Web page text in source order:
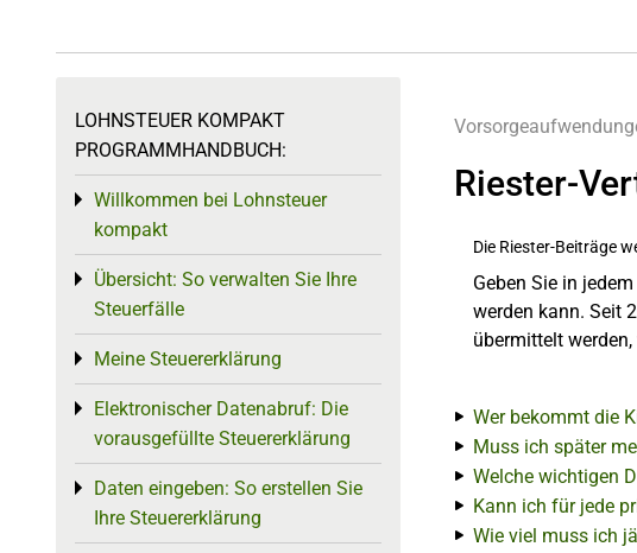
Riester-
Die Riester-Beiträge
Geben Sie in
werden kann. Seit
übermittelt
Wer bekommt die
Muss ich später
Welche wichtigen
Kann ich für jede
Wie viel muss ich
LOHNSTEUER KOMPAKT
PROGRAMMHANDBUCH:
Willkommen bei Lohnsteuer
kompakt
Toggle menu
Übersicht: So verwalten Sie Ihre
Steuerfälle
Toggle menu
Meine Steuererklärung
Toggle menu
Elektronischer Datenabruf: Die
vorausgefüllte Steuererklärung
Toggle menu
Daten eingeben: So erstellen Sie
Ihre Steuererklärung
Toggle menu